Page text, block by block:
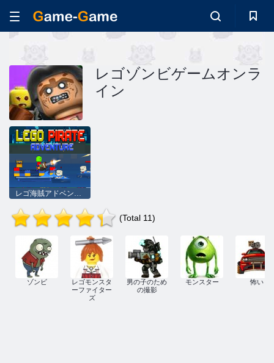
レゴゾンビゲームオンラ
イン
レゴ海賊アドベンチャー
(Total 11)
ゾンビ
レゴモンスタ
ーファイター
ズ
男の子のため
の撮影
モンスター 怖い